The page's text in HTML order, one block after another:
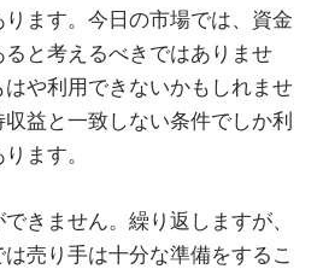
ます。今日の市場では、資金
と考えるべきではありませ
や利用できないかもしれませ
益と一致しない条件でしか利
ます。
きません。繰り返しますが、
売り手は十分な準備をするこ